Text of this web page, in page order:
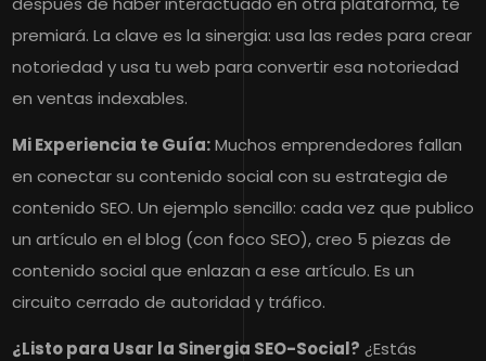
premiará. La clave es la sinergia: usa las redes para crear
notoriedad y usa tu web para convertir esa notoriedad
en ventas indexables.
Mi Experiencia te Guía:Muchos emprendedores fallan
en conectar su contenido social con su estrategia de
contenido SEO. Un ejemplo sencillo: cada vez que publico
un artículo en el blog (con foco SEO), creo 5 piezas de
contenido social que enlazan a ese artículo. Es un
circuito cerrado de autoridad y tráfico.
¿Listo para Usar la Sinergia SEO-Social? ¿Estás